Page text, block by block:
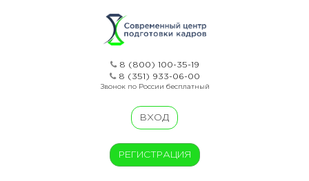
8 (800) 100-35-19
8 (351) 933-06-00
Звонок по России бесплатный
ВХОД
РЕГИСТРАЦИЯ